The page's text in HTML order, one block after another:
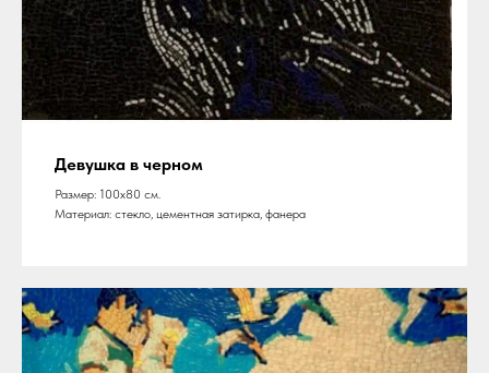
Девушка в черном
Размер: 100х80 см.
Материал: стекло, цементная затирка, фанера